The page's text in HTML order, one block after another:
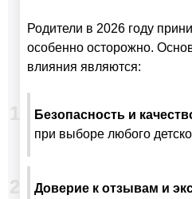
Родители в 2026 году
особенно осторожно.
влияния являются:
Безопасность и
при выборе любого
Доверие к отзывам и